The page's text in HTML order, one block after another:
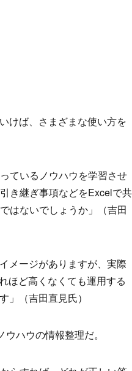
けば、さまざまな使い方を
ているノウハウを学習させ
き継ぎ事項などをExcelで共
はないでしょうか」（吉田
メージがありますが、実際
ほど高くなくても運用する
」（吉田直見氏）
ハウの情報整理だ。